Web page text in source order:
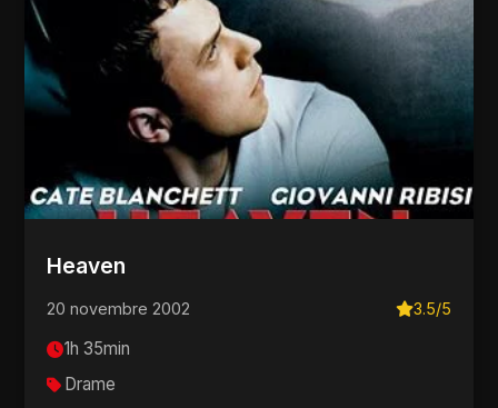
Heaven
20 novembre 2002 3.5/5
1h 35min
Drame